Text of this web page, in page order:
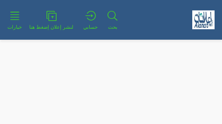
بحث حسابي لنشر إعلان إضغط هنا خيارات